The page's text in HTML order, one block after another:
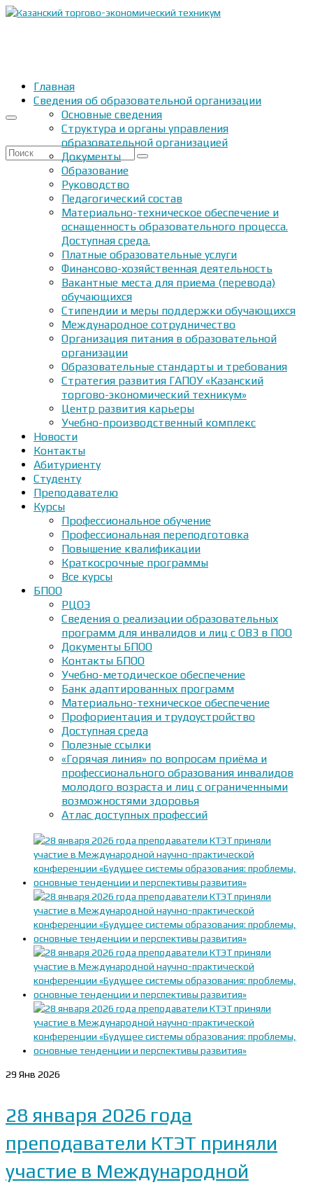
Искать:
Главная
Сведения об образовательной организации
Основные сведения
Структура и органы управления
образовательной организацией
Документы
Образование
Руководство
Педагогический состав
Материально-техническое обеспечение и
оснащенность образовательного процесса.
Доступная среда.
Платные образовательные услуги
Финансово-хозяйственная деятельность
Вакантные места для приема (перевода)
обучающихся
Стипендии и меры поддержки обучающихся
Международное сотрудничество
Организация питания в образовательной
организации
Образовательные стандарты и требования
Стратегия развития ГАПОУ «Казанский
торгово-экономический техникум»
Центр развития карьеры
Учебно-производственный комплекс
Новости
Контакты
Абитуриенту
Студенту
Преподавателю
Курсы
Профессиональное обучение
Профессиональная переподготовка
Повышение квалификации
Краткосрочные программы
Все курсы
БПОО
РЦОЭ
Сведения о реализации образовательных
программ для инвалидов и лиц с ОВЗ в ПОО
Документы БПОО
Контакты БПОО
Учебно-методическое обеспечение
Банк адаптированных программ
Материально-техническое обеспечение
Профориентация и трудоустройство
Доступная среда
Полезные ссылки
«Горячая линия» по вопросам приёма и
профессионального образования инвалидов
молодого возраста и лиц с ограниченными
возможностями здоровья
Атлас доступных профессий
29 Янв 2026
28 января 2026 года
преподаватели КТЭТ приняли
участие в Международной